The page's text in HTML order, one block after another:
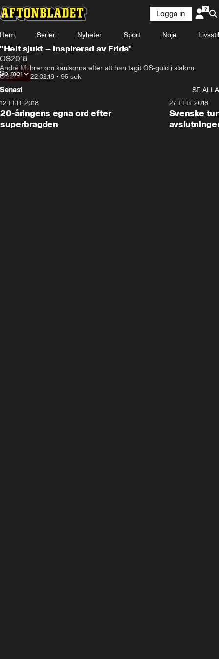
Logga in
Hem Serier Nyheter Sport Nöje Livsstil
"Helt sjukt – inspirerad av Frida"
OS2018
André Myhrer om känlsorna efter att han tagit OS-guld i slalom.
OS2018• 22.02.18 • 95 sek
Se mer
Senast
SE ALLA
12 FEB. 2018
20-åringens egna ord efter
superbragden
27 FEB. 2018
Svenske